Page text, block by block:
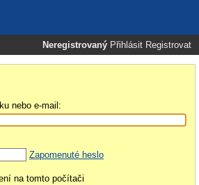
Neregistrovaný Přihlásit Registrovat
nebo e-mail:
Zapomenuté heslo
na tomto počítači